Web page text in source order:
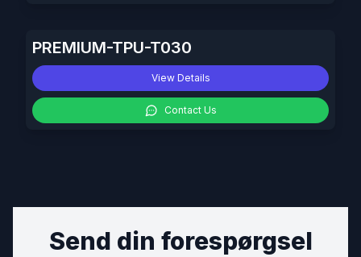
PREMIUM-TPU-T030
View Details
Contact Us
Send din forespørgsel